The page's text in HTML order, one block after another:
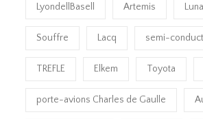
LyondellBasell Artemis
Souffre Lacq semi-
TREFLE Elkem Toyota
porte-avions Charles de Gaulle